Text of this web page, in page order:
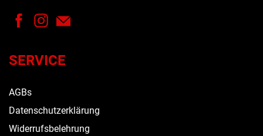
SERVICE
AGBs
Datenschutzerklärung
Widerrufsbelehrung